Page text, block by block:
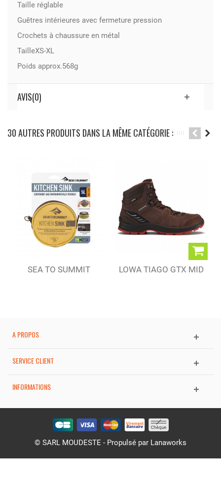
Taille réglable
Guêtres intérieures avec fermeture pression
Crochets à chaussure en métal
TailleXS-XL
Poids approx.568g
AVIS(0)
30 AUTRES PRODUITS DANS LA MÊME CATÉGORIE :
SEA TO SUMMIT
LOWA TIAGO GTX MID
A PROPOS
SERVICE CLIENT
INFORMATIONS
© SARL MOUDESTE - Propulsé par Lanaworks